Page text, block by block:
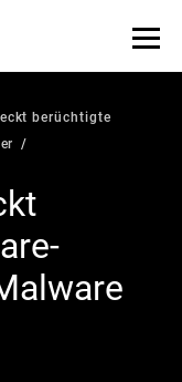
berüchtigte